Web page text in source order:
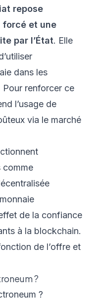
repose
forcé et une
par l’État. Elle
dans les
renforcer ce
l’usage de
via le marché
comme
de la confiance
à la blockchain.
de l’offre et
?